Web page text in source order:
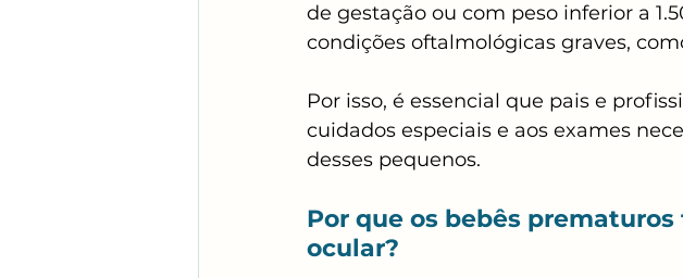
de gestação ou com peso inferior a
condições oftalmológicas graves,
Por isso, é essencial que pais e
cuidados especiais e aos exames
desses pequenos.
Por que os bebês
ocular?